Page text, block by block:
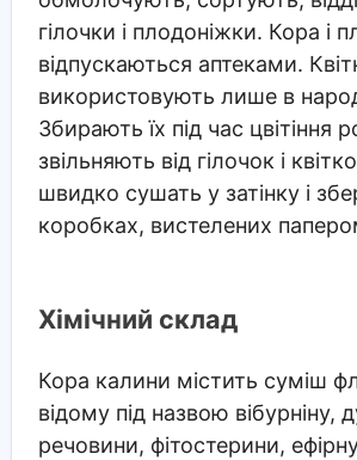
гілочки і плодоніжки. Кора і
відпускаються аптеками.
використовують лише в
Збирають їх під час цвітіння
звільняють від гілочок і
швидко сушать у затінку і
коробках, вистелених
Хімічний склад
Кора калини містить суміш
відому під назвою вібурніну,
речовини, фітостерини,